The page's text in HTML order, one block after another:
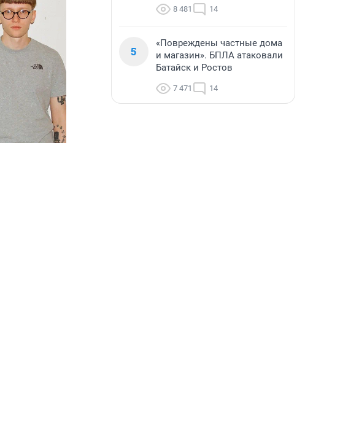
8 481 14
5
«Повреждены частные дома
и магазин». БПЛА атаковали
Батайск и Ростов
7 471 14